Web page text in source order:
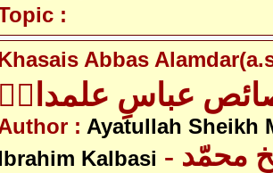
:
Abbas
عباسِ علمدارؑ
: Ayatullah Sheikh
Kalbasi - آیت اللہ شیخ محمّد